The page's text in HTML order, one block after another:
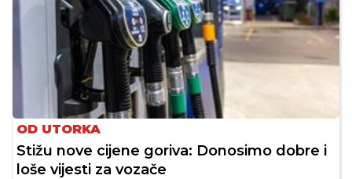
OD UTORKA
Stižu nove cijene goriva: Donosimo dobre i
loše vijesti za vozače